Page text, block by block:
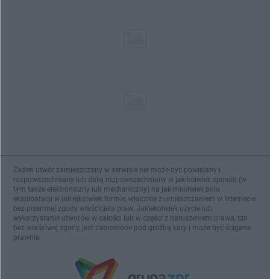
Żaden utwór zamieszczony w serwisie nie może być powielany i
rozpowszechniany lub dalej rozpowszechniany w jakikolwiek sposób (w
tym także elektroniczny lub mechaniczny) na jakimkolwiek polu
eksploatacji w jakiejkolwiek formie, włącznie z umieszczaniem w Internecie
bez pisemnej zgody właściciela praw. Jakiekolwiek użycie lub
wykorzystanie utworów w całości lub w części z naruszeniem prawa, tzn.
bez właściwej zgody, jest zabronione pod groźbą kary i może być ścigane
prawnie.